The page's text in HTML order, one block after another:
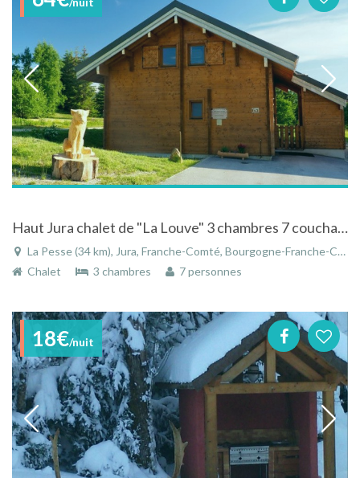
Haut Jura chalet de "La Louve" 3 chambres 7 couchages semaine ou WE CHIEN OK
La Pesse (34 km), Jura, Franche-Comté, Bourgogne-Franche-Comté, France
Chalet
3 chambres 7 personnes
18€/nuit